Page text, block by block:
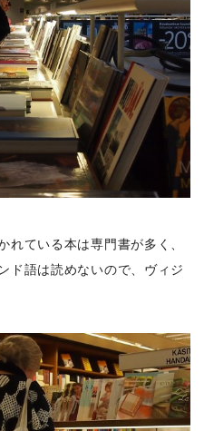
れている本は専門書が多く、
ド語は読めないので、ヴィジ